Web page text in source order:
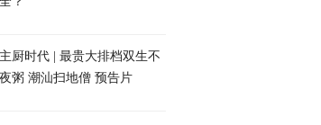
主厨时代 | 最贵大排档双生不
夜粥 潮汕扫地僧 预告片